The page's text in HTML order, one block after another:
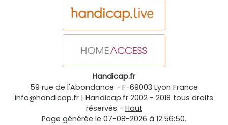
Handicap.fr
59 rue de l'Abondance - F-69003 Lyon France
info@handicap.fr | Handicap.fr 2002 - 2018 tous droits
réservés - Haut
Page générée le 07-08-2026 à 12:56:50.